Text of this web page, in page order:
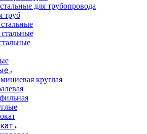
для трубопровода
труб
круглая